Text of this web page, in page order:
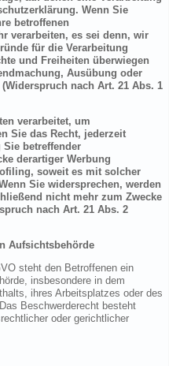
Wenn Sie
betroffenen
verarbeiten, es sei denn, wir
für die Verarbeitung
und Freiheiten überwiegen
Ausübung oder
nach Art. 21 Abs. 1
verarbeitet, um
Sie das Recht, jederzeit
betreffender
derartiger Werbung
soweit es mit solcher
Sie widersprechen, werden
nicht mehr zum Zwecke
nach Art. 21 Abs. 2
Aufsichtsbehörde
steht den Betroffenen ein
insbesondere in dem
ihres Arbeitsplatzes oder des
Beschwerderecht besteht
oder gerichtlicher